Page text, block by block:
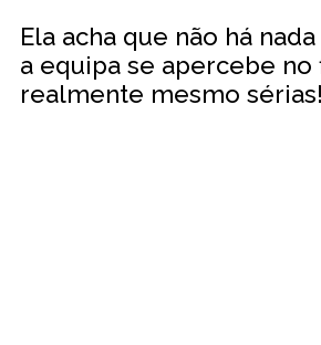
Ela acha que não há
a equipa se apercebe no
realmente mesmo